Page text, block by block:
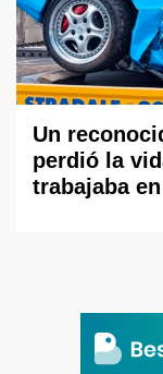
Un
perdió la
trabajaba